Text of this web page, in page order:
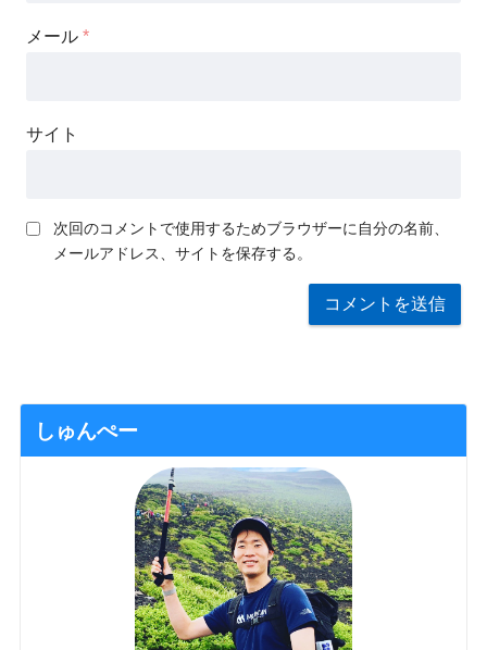
メール *
サイト
次回のコメントで使用するためブラウザーに自分の名前、
メールアドレス、サイトを保存する。
しゅんぺー